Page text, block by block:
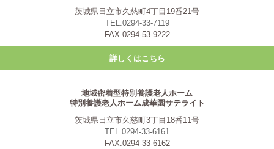
茨城県日立市久慈町4丁目19番21号
TEL.0294-33-7119
FAX.0294-53-9222
詳しくはこちら
地域密着型特別養護老人ホーム
特別養護老人ホーム成華園サテライト
茨城県日立市久慈町3丁目18番11号
TEL.0294-33-6161
FAX.0294-33-6162